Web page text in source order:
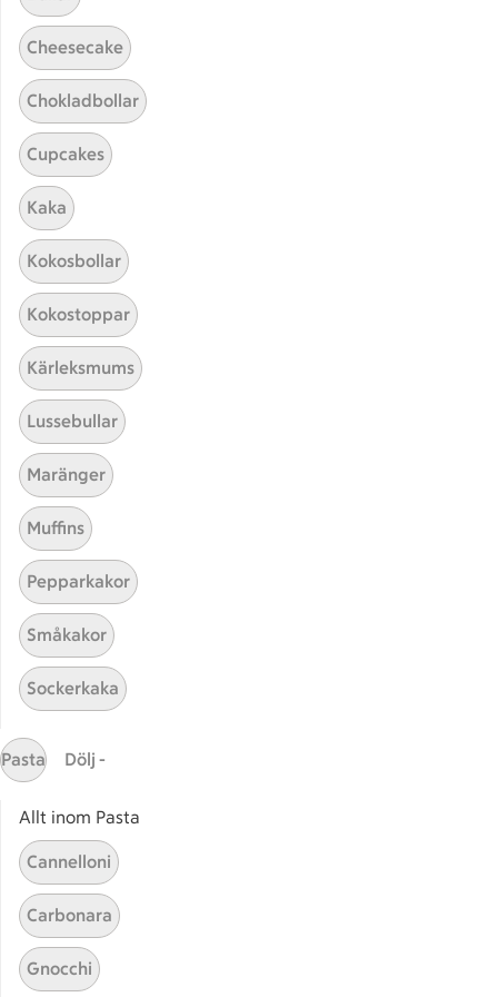
Hittade inget recept
Testa att söka på något nytt, eller ta bort något av
Tabbouleh
Här hittar du alla goda recept du har sparat och
Start
Cheesecake
Chokladbollar
Cupcakes
Kaka
Kokosbollar
Kokostoppar
Kärleksmums
Lussebullar
Maränger
Muffins
Pepparkakor
Småkakor
Sockerkaka
Pasta Dölj -
Allt inom Pasta
Cannelloni
Carbonara
Gnocchi